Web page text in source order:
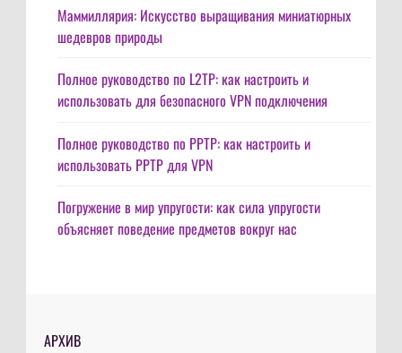
Маммиллярия: Искусство выращивания миниатюрных
шедевров природы
Полное руководство по L2TP: как настроить и
использовать для безопасного VPN подключения
Полное руководство по PPTP: как настроить и
использовать PPTP для VPN
Погружение в мир упругости: как сила упругости
объясняет поведение предметов вокруг нас
АРХИВ